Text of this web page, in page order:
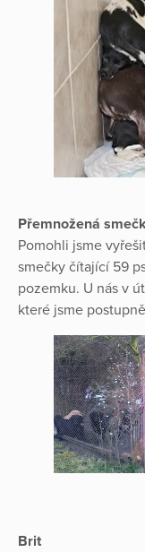
Přemnožená
Pomohli jsme
smečky čítající 59
pozemku. U nás v
které jsme
Brit